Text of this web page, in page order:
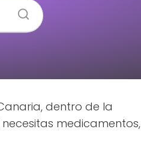
dentro de la
medicamentos,